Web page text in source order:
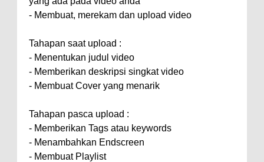
- Membuat, merekam dan upload video
Tahapan saat upload :
- Menentukan judul video
- Memberikan deskripsi singkat video
- Membuat Cover yang menarik
Tahapan pasca upload :
- Memberikan Tags atau keywords
- Menambahkan Endscreen
- Membuat Playlist